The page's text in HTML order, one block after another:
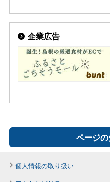
企業広告
ページ
個人情報の取り扱い